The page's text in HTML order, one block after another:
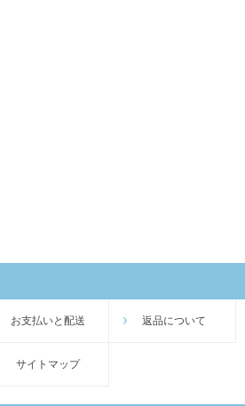
お支払いと配送 返品について
サイトマップ